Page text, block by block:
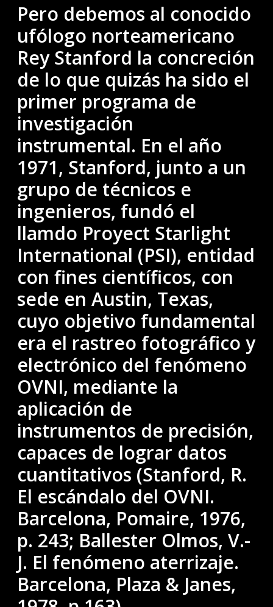
Pero debemos al conocido
ufólogo norteamericano
Rey Stanford la concreción
de lo que quizás ha sido el
primer programa de
investigación
instrumental. En el año
1971, Stanford, junto a un
grupo de técnicos e
ingenieros, fundó el
llamdo Proyect Starlight
International (PSI), entidad
con fines científicos, con
sede en Austin, Texas,
cuyo objetivo fundamental
era el rastreo fotográfico y
electrónico del fenómeno
OVNI, mediante la
aplicación de
instrumentos de precisión,
capaces de lograr datos
cuantitativos (Stanford, R.
El escándalo del OVNI.
Barcelona, Pomaire, 1976,
p. 243; Ballester Olmos, V.-
J. El fenómeno aterrizaje.
Barcelona, Plaza & Janes,